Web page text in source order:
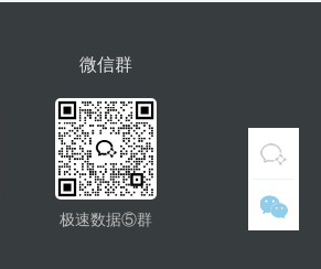
微信群
极速数据⑤群